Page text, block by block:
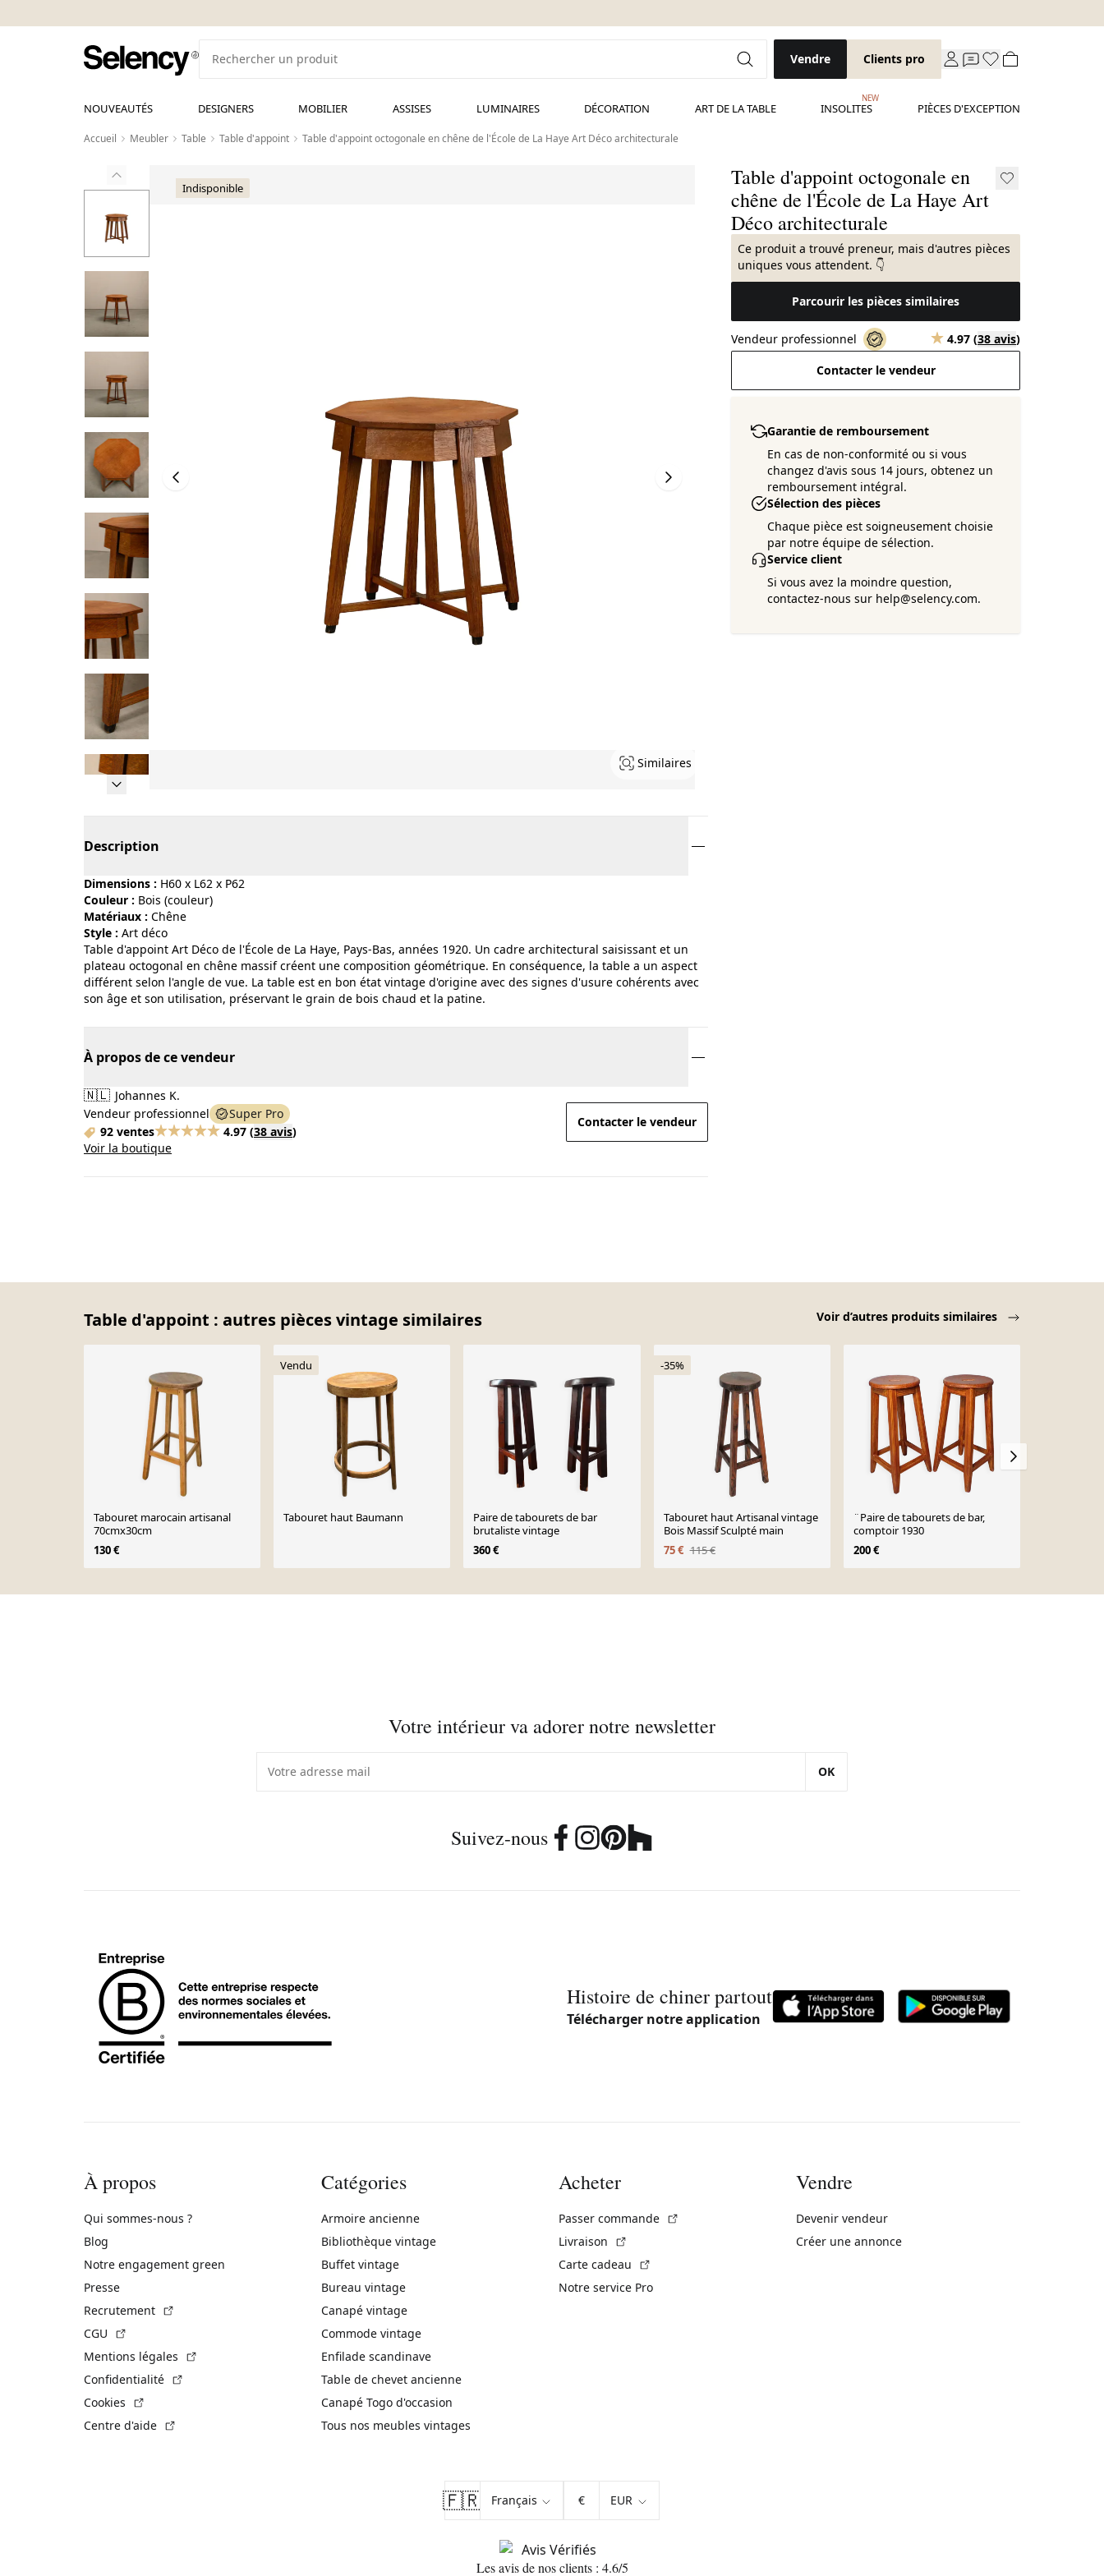
Vendre Clients pro
NOUVEAUTÉS DESIGNERS MOBILIER ASSISES LUMINAIRES DÉCORATION ART DE LA TABLE INSOLITES
NEW
PIÈCES D'EXCEPTION
Accueil Meubler Table Table d'appoint Table d'appoint octogonale en chêne de l'École de La Haye Art Déco architecturale
Indisponible
Similaires
Table d'appoint octogonale en
chêne de l'École de La Haye Art
Déco architecturale
Ce produit a trouvé preneur, mais d'autres pièces
uniques vous attendent. 👇
Parcourir les pièces similaires
Vendeur professionnel 4.97 (38 avis)
Contacter le vendeur
Garantie de remboursement
En cas de non-conformité ou si vous
changez d'avis sous 14 jours, obtenez un
remboursement intégral.
Sélection des pièces
Chaque pièce est soigneusement choisie
par notre équipe de sélection.
Service client
Si vous avez la moindre question,
contactez-nous sur help@selency.com.
Description
Dimensions : H60 x L62 x P62
Couleur :
bois (couleur)
Matériaux :
chêne
Style :
art déco
Table d'appoint Art Déco de l'École de La Haye, Pays-Bas, années 1920. Un cadre architectural saisissant et un
plateau octogonal en chêne massif créent une composition géométrique. En conséquence, la table a un aspect
différent selon l'angle de vue. La table est en bon état vintage d'origine avec des signes d'usure cohérents avec
son âge et son utilisation, préservant le grain de bois chaud et la patine.
À propos de ce vendeur
🇳🇱 Johannes K.
Vendeur professionnel
Super Pro
92 ventes
4.97 (38 avis)
Voir la boutique
Contacter le vendeur
Table d'appoint : autres pièces vintage similaires Voir d’autres produits similaires
Tabouret marocain artisanal
70cmx30cm
130 €
Vendu
Tabouret haut Baumann
Paire de tabourets de bar
brutaliste vintage
360 €
-35%
Tabouret haut Artisanal vintage
Bois Massif Sculpté main
75 € 115 €
¨Paire de tabourets de bar,
comptoir 1930
200 €
Votre intérieur va adorer notre newsletter
OK
Suivez-nous
Histoire de chiner partout
Télécharger notre application
À propos
Qui sommes-nous ?
Blog
Notre engagement green
Presse
Recrutement
CGU
Mentions légales
Confidentialité
Cookies
Centre d'aide
Catégories
Armoire ancienne
Bibliothèque vintage
Buffet vintage
Bureau vintage
Canapé vintage
Commode vintage
Enfilade scandinave
Table de chevet ancienne
Canapé Togo d'occasion
Tous nos meubles vintages
Acheter
Passer commande
Livraison
Carte cadeau
Notre service Pro
Vendre
Devenir vendeur
Créer une annonce
🇫🇷 €
Les avis de nos clients : 4.6/5